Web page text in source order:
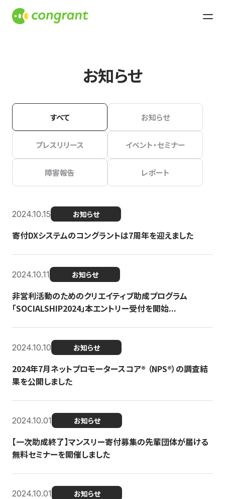
お知らせ
すべて お知らせ
プレスリリース イベント・セミナー
障害報告 レポート
2024.10.15 お知らせ
寄付DXシステムのコングラントは7周年を迎えました
2024.10.11 お知らせ
非営利活動のためのクリエイティブ助成プログラム
「SOCIALSHIP2024」本エントリー受付を開始...
2024.10.10 お知らせ
2024年7月ネットプロモータースコア®︎ （NPS®︎）の調査結
果を公開しました
2024.10.01 お知らせ
【一次助成終了】マンスリー寄付募集の先輩団体が届ける
無料セミナーを開催しました
2024.10.01 お知らせ